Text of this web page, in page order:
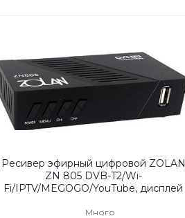
Ресивер эфирный цифровой ZOLAN
ZN 805 DVB-T2/Wi-
Fi/IPTV/MEGOGO/YouTube, дисплей
Много